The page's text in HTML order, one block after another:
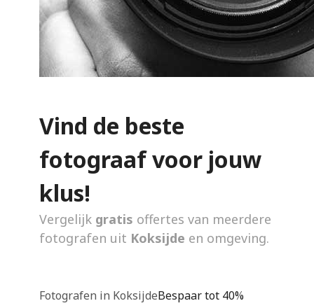
Vind de beste
fotograaf voor jouw
klus!
Vergelijk gratis offertes van meerdere
fotografen uit Koksijde en omgeving.
Fotografen in KoksijdeBespaar tot 40%